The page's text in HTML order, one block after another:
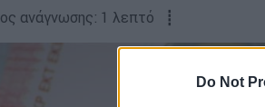
Do Not
ανάγνωσης: 1 λεπτό ┋